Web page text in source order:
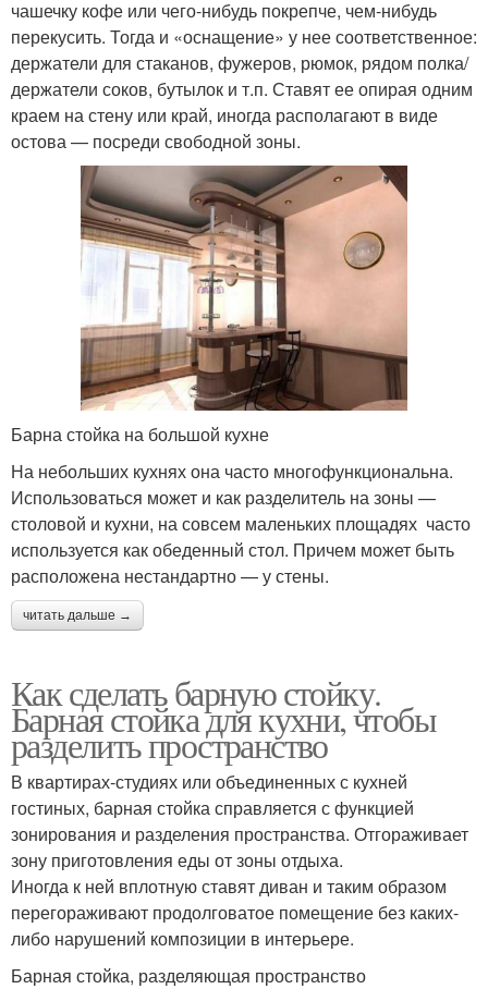
чашечку кофе или чего-нибудь покрепче, чем-нибудь
перекусить. Тогда и «оснащение» у нее соответственное:
держатели для стаканов, фужеров, рюмок, рядом полка/
держатели соков, бутылок и т.п. Ставят ее опирая одним
краем на стену или край, иногда располагают в виде
остова — посреди свободной зоны.
Барна стойка на большой кухне
На небольших кухнях она часто многофункциональна.
Использоваться может и как разделитель на зоны —
столовой и кухни, на совсем маленьких площадях часто
используется как обеденный стол. Причем может быть
расположена нестандартно — у стены.
читать дальше →
Как сделать барную стойку.
Барная стойка для кухни, чтобы
разделить пространство
В квартирах-студиях или объединенных с кухней
гостиных, барная стойка справляется с функцией
зонирования и разделения пространства. Отгораживает
зону приготовления еды от зоны отдыха.
Иногда к ней вплотную ставят диван и таким образом
перегораживают продолговатое помещение без каких-
либо нарушений композиции в интерьере.
Барная стойка, разделяющая пространство